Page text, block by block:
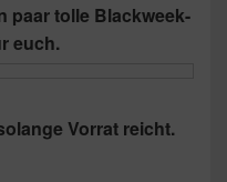
paar tolle Blackweek-
euch.
Vorrat reicht.